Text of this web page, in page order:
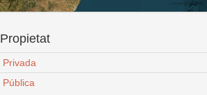
Propietat
Privada
Pública